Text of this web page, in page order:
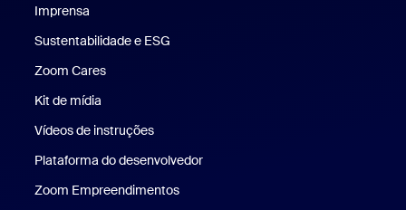
Imprensa
Sustentabilidade e ESG
Zoom Cares
Kit de mídia
Vídeos de instruções
Plataforma do desenvolvedor
Zoom Empreendimentos